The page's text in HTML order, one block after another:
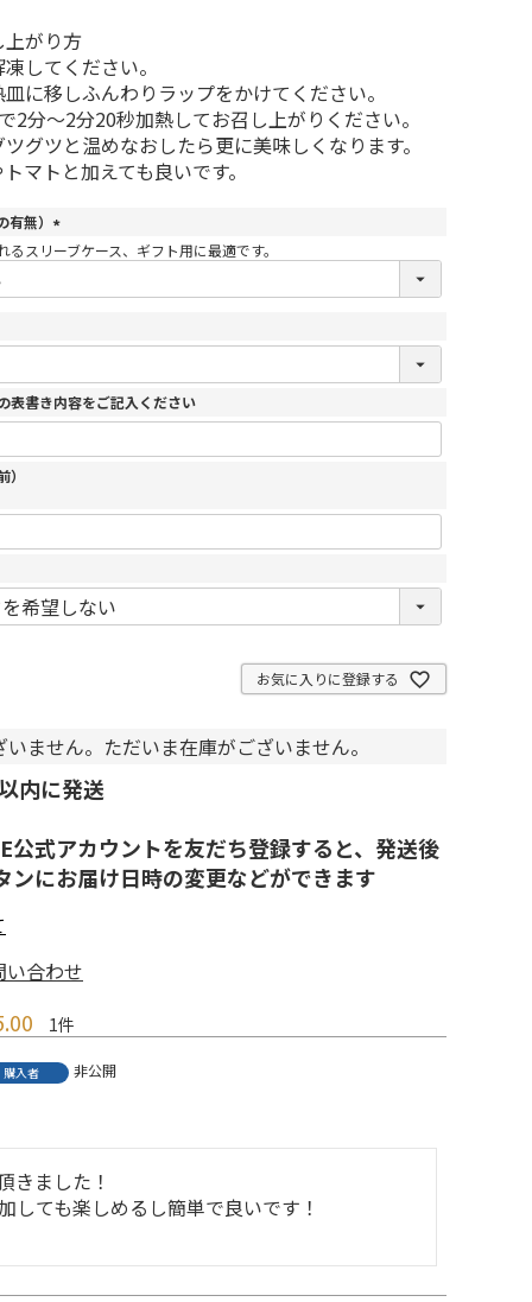
がり方
してください。
に移しふんわりラップをかけてください。
2分～2分20秒加熱してお召し上がりください。
グツと温めなおしたら更に美味しくなります。
マトと加えても良いです。
無）
(
必
)
スリーブケース、ギフト用に最適です。
表書き内容をご記入ください
お気に入りに登録する
ません。ただいま在庫がございません。
内に発送
公式アカウントを友だち登録すると、発送後
ンにお届け日時の変更などができます
合わせ
1
購入者 非公開
きました！
しても楽しめるし簡単で良いです！